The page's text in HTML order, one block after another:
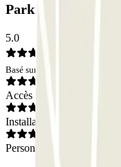
Parking INDIGO
5.0
Basé sur 1 avis
Accès
Installations
Personnel